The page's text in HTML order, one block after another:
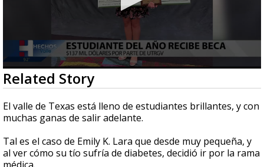
0
seconds
of
2
minutes,
13
Related Story
El valle de Texas está lleno de estudiantes brillantes, y con
muchas ganas de salir adelante.
Tal es el caso de Emily K. Lara que desde muy pequeña, y
al ver cómo su tío sufría de diabetes, decidió ir por la rama